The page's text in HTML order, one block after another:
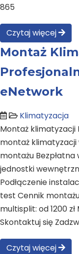
865
Czytaj więcej
Montaż
eNetwork
Klimatyzacja
Montaż
montaż klimatyzacji
montażu
jednostki
Podłączenie
test Cennik
multisplit: od 1200 zł
Skontaktuj się
Czytaj więcej